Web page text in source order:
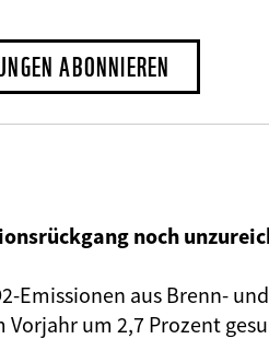
ABONNIEREN
noch
Emissionen aus Brenn-
um 2,7 Prozent